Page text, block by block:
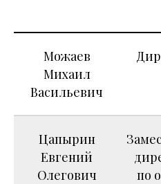
Можаев
Михаил
Васильевич
Цапырин
Евгений
Олегович
по